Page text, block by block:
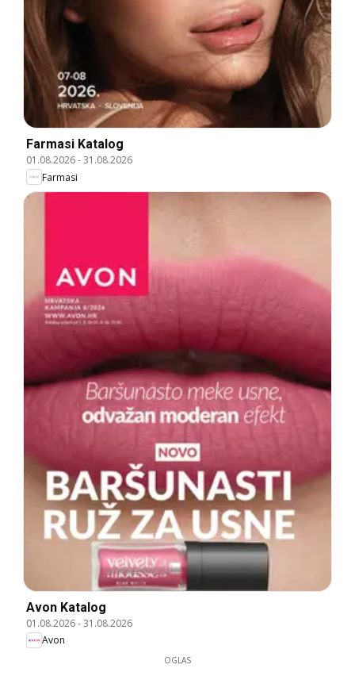
Farmasi Katalog
01.08.2026-31.08.2026
Farmasi
Avon Katalog
01.08.2026-31.08.2026
Avon
OGLAS